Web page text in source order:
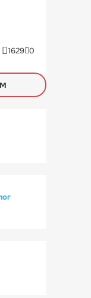
1629 0